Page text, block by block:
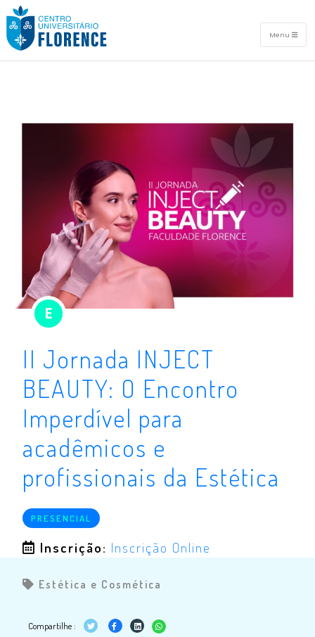
Menu
E
II Jornada INJECT
BEAUTY: O Encontro
Imperdível para
acadêmicos e
profissionais da Estética
PRESENCIAL
Inscrição: Inscrição Online
Estética e Cosmética
Compartilhe :